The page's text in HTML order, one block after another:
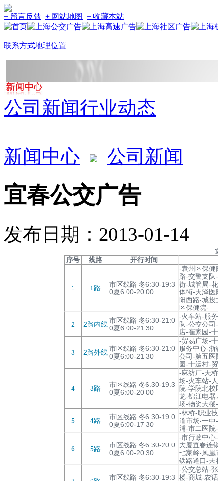
+ 留言反馈 + 网站地图 + 收藏本站
联系方式地理位置
公司新闻行业动态
新闻中心 公司新闻
宜春公交广告
发布日期：2013-01-14
序号
线路 开行时间
1 1路
市区线路 冬6:30-19:3
0夏6:00-20:00
-袁州区保健
路-交警支
街-城管局-
体街-天泽医
阳西路-城
区保健院-
2 2路内线 市区线路 冬6:30-21:0
0夏6:00-21:30
-火车站-服
队-公交公
店-崔家园-
3 2路外线 市区线路 冬6:30-21:0
0夏6:00-21:30
-贸易广场-
服务中心-浙
公司-第五医
园-十运村-
4 3路
市区线路 冬6:30-19:3
0夏6:00-20:00
-麻纺厂-天
场-火车站-
院-学院北
龙-锦江电器
场-物资大楼
5 4路
市区线路 冬6:30-19:0
0夏6:00-17:30
-林桥-职业
道市场-一中
浦-市二医院
6 5路
市区线路 冬6:30-20:0
0夏6:00-20:30
-市行政中心
大厦宜春连
七家岭-凤凰
铁路道口-天
市区线路 冬6:30-19:3
-公交总站-
楼-商城-农